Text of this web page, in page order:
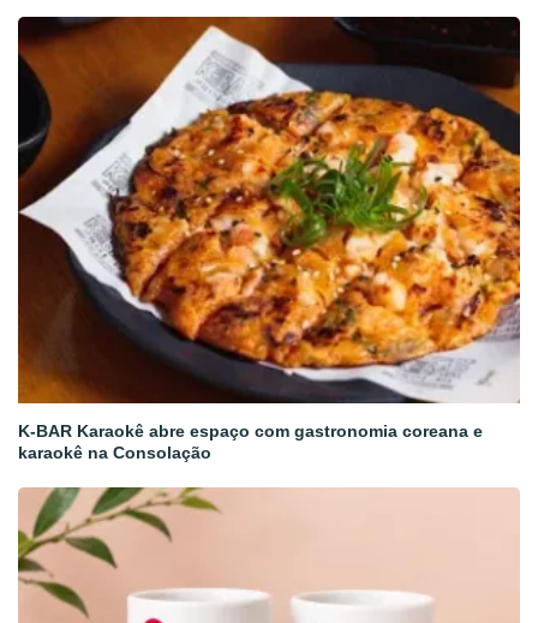
K-BAR Karaokê abre espaço com gastronomia coreana e
karaokê na Consolação